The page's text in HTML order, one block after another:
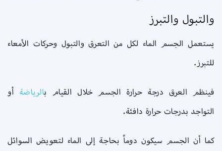
والتبول والتبرز
يستعمل الجسم الماء لكل من التعرق والتبول وحركات الأمعاء
للتبرز.
فينظم العرق درجة حرارة الجسم خلال القيام بالرياضة أو
التواجد بدرجات حرارة دافئة.
كما أن الجسم سيكون دوماً بحاجة إلى الماء لتعويض السوائل